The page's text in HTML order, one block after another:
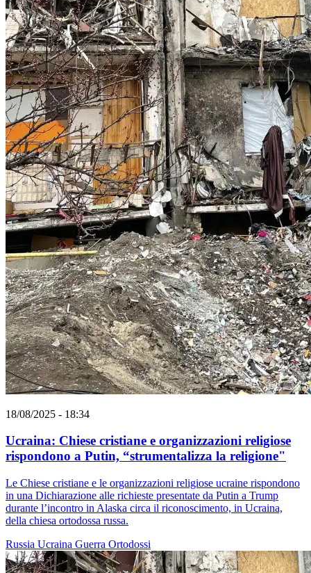
18/08/2025 - 18:34
Ucraina: Chiese cristiane e organizzazioni religiose
rispondono a Putin, “strumentalizza la religione"
Le Chiese cristiane e le organizzazioni religiose ucraine rispondono
in una Dichiarazione alle richieste presentate da Putin a Trump
durante l’incontro in Alaska circa il riconoscimento, in Ucraina,
della chiesa ortodossa russa.
Russia Ucraina Guerra Ortodossi